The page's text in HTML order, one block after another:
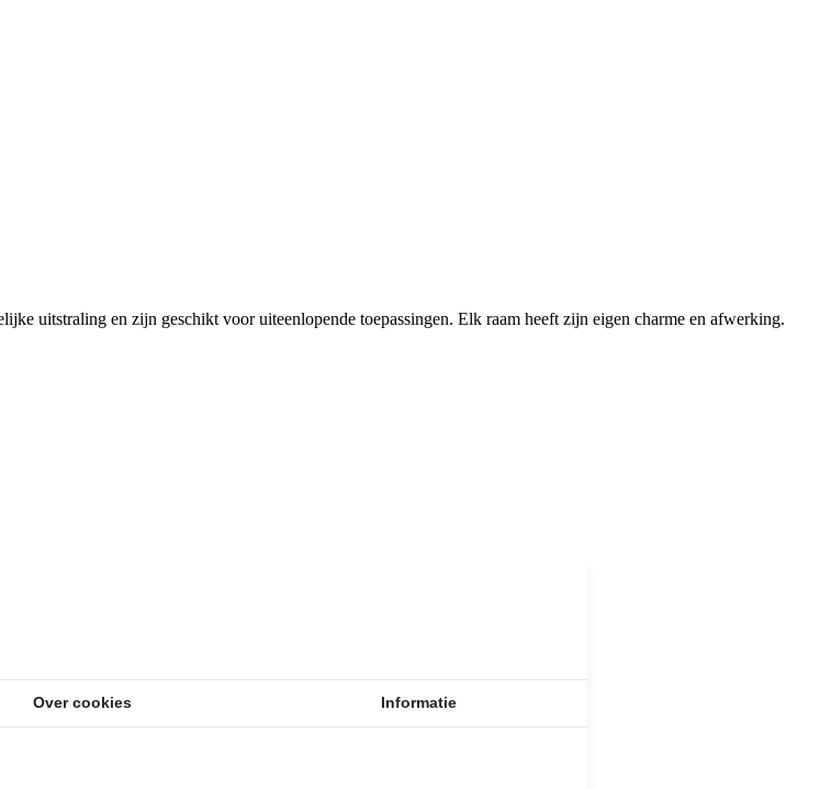
uitstraling en zijn geschikt voor uiteenlopende toepassingen. Elk raam heeft zijn eigen charme en afwerking.
Over cookies Informatie